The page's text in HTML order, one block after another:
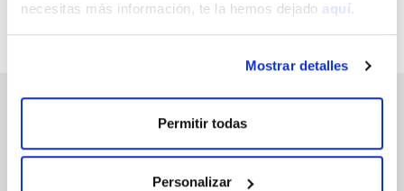
necesitas más información, te la hemos dejado aquí.
Mostrar detalles
Permitir todas
Personalizar
DEPORTE